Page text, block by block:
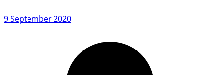
9 September 2020